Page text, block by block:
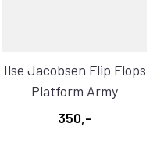
Ilse Jacobsen Flip Flops
Platform Army
350,-